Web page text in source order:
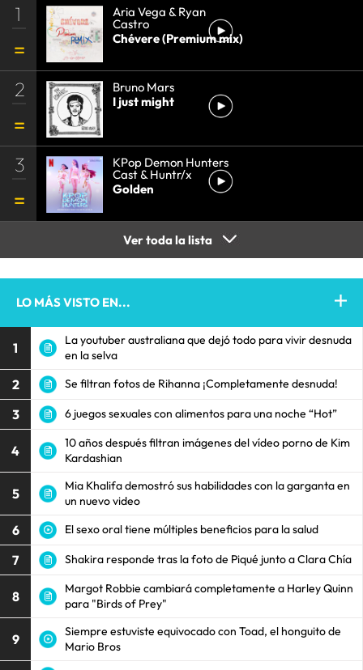
1 Aria Vega & Ryan
Castro
Chévere (Premium mix)
2
Bruno Mars
I just might
3 KPop Demon Hunters
Cast & Huntr/x
Golden
Ver toda la lista
LO MÁS VISTO EN...
1
La youtuber australiana que dejó todo para vivir desnuda
en la selva
2 Se filtran fotos de Rihanna ¡Completamente desnuda!
3 6 juegos sexuales con alimentos para una noche “Hot”
4
10 años después filtran imágenes del vídeo porno de Kim
Kardashian
5
Mia Khalifa demostró sus habilidades con la garganta en
un nuevo video
6 El sexo oral tiene múltiples beneficios para la salud
7 Shakira responde tras la foto de Piqué junto a Clara Chía
8
Margot Robbie cambiará completamente a Harley Quinn
para "Birds of Prey"
9
Siempre estuviste equivocado con Toad, el honguito de
Mario Bros